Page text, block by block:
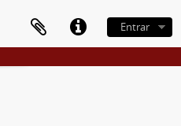
Entrar